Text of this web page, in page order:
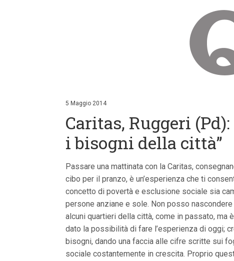
i
i
c
n
t
n
u
i
p
i
n
i
p
5 Maggio 2014
Caritas, Ruggeri
i bisogni della città”
Passare una mattinata con la Caritas,
cibo per il pranzo, è un’esperienza che ti
concetto di povertà e esclusione sociale sia
persone anziane e sole. Non posso
alcuni quartieri della città, come in passato,
dato la possibilità di fare l’esperienza di oggi;
bisogni, dando una faccia alle cifre scritte sui
sociale costantemente in crescita. Proprio